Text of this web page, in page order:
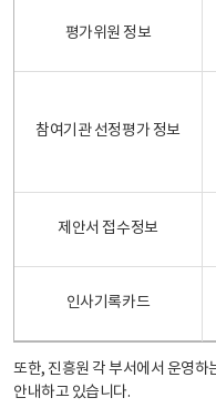
평가위원 정보
참여기관 선정평가 정보
제안서 접수정보
인사기록카드
또한, 진흥원 각 부서에서 운영하
안내하고 있습니다.